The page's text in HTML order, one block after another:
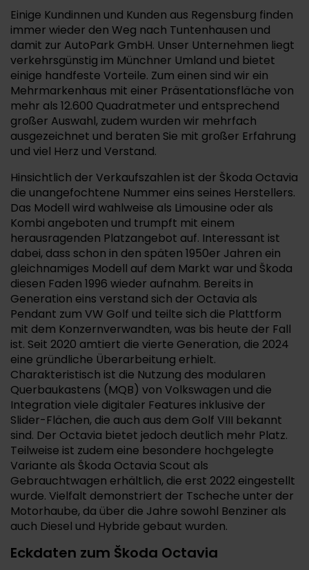
Einige Kundinnen und Kunden aus Regensburg finden
immer wieder den Weg nach Tuntenhausen und
damit zur AutoPark GmbH. Unser Unternehmen liegt
verkehrsgünstig im Münchner Umland und bietet
einige handfeste Vorteile. Zum einen sind wir ein
Mehrmarkenhaus mit einer Präsentationsfläche von
mehr als 12.600 Quadratmeter und entsprechend
großer Auswahl, zudem wurden wir mehrfach
ausgezeichnet und beraten Sie mit großer Erfahrung
und viel Herz und Verstand.
Hinsichtlich der Verkaufszahlen ist der Škoda Octavia
die unangefochtene Nummer eins seines Herstellers.
Das Modell wird wahlweise als Limousine oder als
Kombi angeboten und trumpft mit einem
herausragenden Platzangebot auf. Interessant ist
dabei, dass schon in den späten 1950er Jahren ein
gleichnamiges Modell auf dem Markt war und Škoda
diesen Faden 1996 wieder aufnahm. Bereits in
Generation eins verstand sich der Octavia als
Pendant zum VW Golf und teilte sich die Plattform
mit dem Konzernverwandten, was bis heute der Fall
ist. Seit 2020 amtiert die vierte Generation, die 2024
eine gründliche Überarbeitung erhielt.
Charakteristisch ist die Nutzung des modularen
Querbaukastens (MQB) von Volkswagen und die
Integration viele digitaler Features inklusive der
Slider-Flächen, die auch aus dem Golf VIII bekannt
sind. Der Octavia bietet jedoch deutlich mehr Platz.
Teilweise ist zudem eine besondere hochgelegte
Variante als Škoda Octavia Scout als
Gebrauchtwagen erhältlich, die erst 2022 eingestellt
wurde. Vielfalt demonstriert der Tscheche unter der
Motorhaube, da über die Jahre sowohl Benziner als
auch Diesel und Hybride gebaut wurden.
Eckdaten zum Škoda Octavia